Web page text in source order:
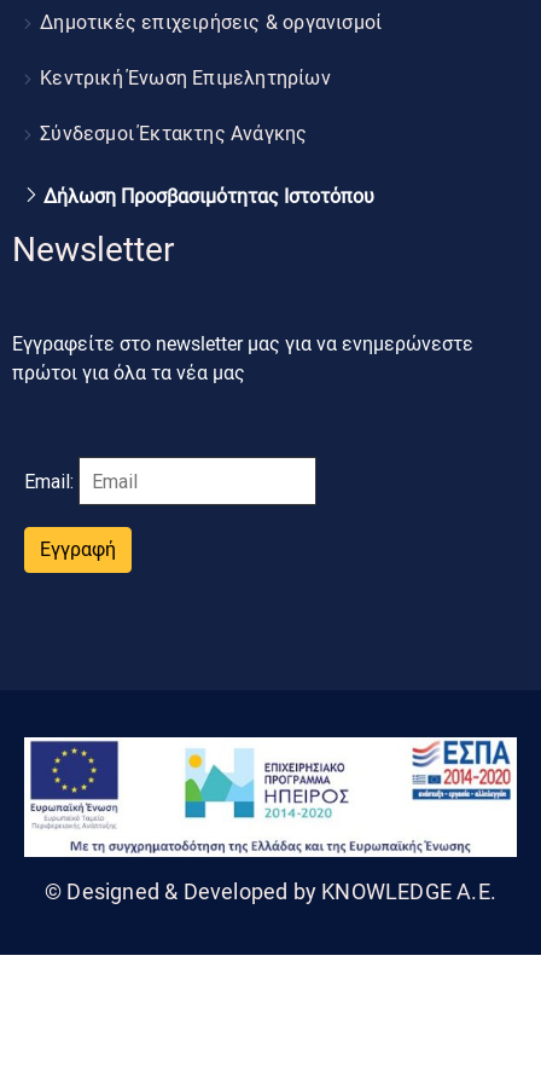
Δημοτικές επιχειρήσεις & οργανισμοί
Κεντρική Ένωση Επιμελητηρίων
Σύνδεσμοι Έκτακτης Ανάγκης
Δήλωση Προσβασιμότητας Ιστοτόπου
Newsletter
Εγγραφείτε στο newsletter μας για να ενημερώνεστε
πρώτοι για όλα τα νέα μας
Email:
Εγγραφή
© Designed & Developed by KNOWLEDGE A.E.